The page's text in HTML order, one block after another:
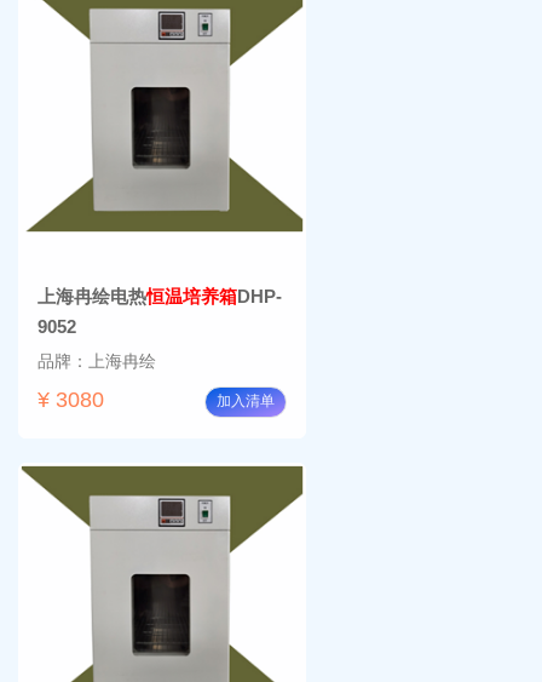
上海冉绘电热恒温培养箱DHP-
9052
品牌：上海冉绘
¥ 3080 加入清单